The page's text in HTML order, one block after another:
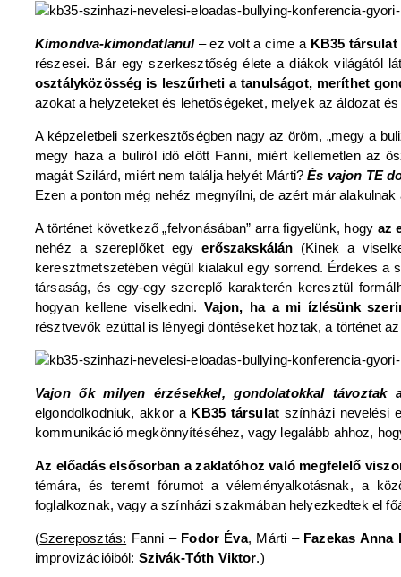
Kimondva-kimondatlanul– ez volt a címe a KB35 társulat
részesei. Bár egy szerkesztőség élete a diákok világától
osztályközösség is leszűrheti a tanulságot, meríthet
azokat a helyzeteket és lehetőségeket, melyek az áldozat
A képzeletbeli szerkesztőségben nagy az öröm, „megy a
megy haza a buliról idő előtt Fanni, miért kellemetlen az
magát Szilárd, miért nem találja helyét Márti?És vajon TE
Ezen a ponton még nehéz megnyílni, de azért már
A történet következő „felvonásában” arra figyelünk, hogy az
nehéz a szereplőket egyerőszakskálán (Kinek a
keresztmetszetében végül kialakul egy sorrend. Érdekes a
társaság, és egy-egy szereplő karakterén keresztül
hogyan kellene viselkedni. Vajon, ha a mi ízlésünk
résztvevők ezúttal is lényegi döntéseket hoztak, a történet
Vajon ők milyen érzésekkel, gondolatokkal távoztak
elgondolkodniuk, akkor a KB35 társulat színházi nevelési
kommunikáció megkönnyítéséhez, vagy legalább ahhoz,
Az előadás elsősorban a zaklatóhoz való megfelelő
témára, és teremt fórumot a véleményalkotásnak, a
foglalkoznak, vagy a színházi szakmában helyezkedtek el
(Szereposztás: Fanni – Fodor Éva, Márti – Fazekas Anna
improvizációiból: Szivák-Tóth Viktor.)